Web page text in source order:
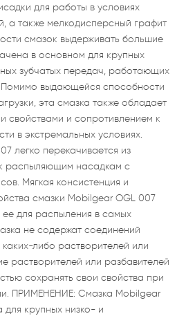
для работы в условиях
а также мелкодисперсный графит
смазок выдерживать большие
в основном для крупных
зубчатых передач, работающих
Помимо выдающейся способности
эта смазка также обладает
свойствами и сопротивлением к
в экстремальных условиях.
легко перекачивается из
распыляющим насадкам с
Мягкая консистенция и
смазки Mobilgear OGL 007
ее для распыления в самых
не содержат соединений
либо растворителей или
растворителей или разбавителей
сохранять свои свойства при
ПРИМЕНЕНИЕ: Смазка Mobilgear
крупных низко- и